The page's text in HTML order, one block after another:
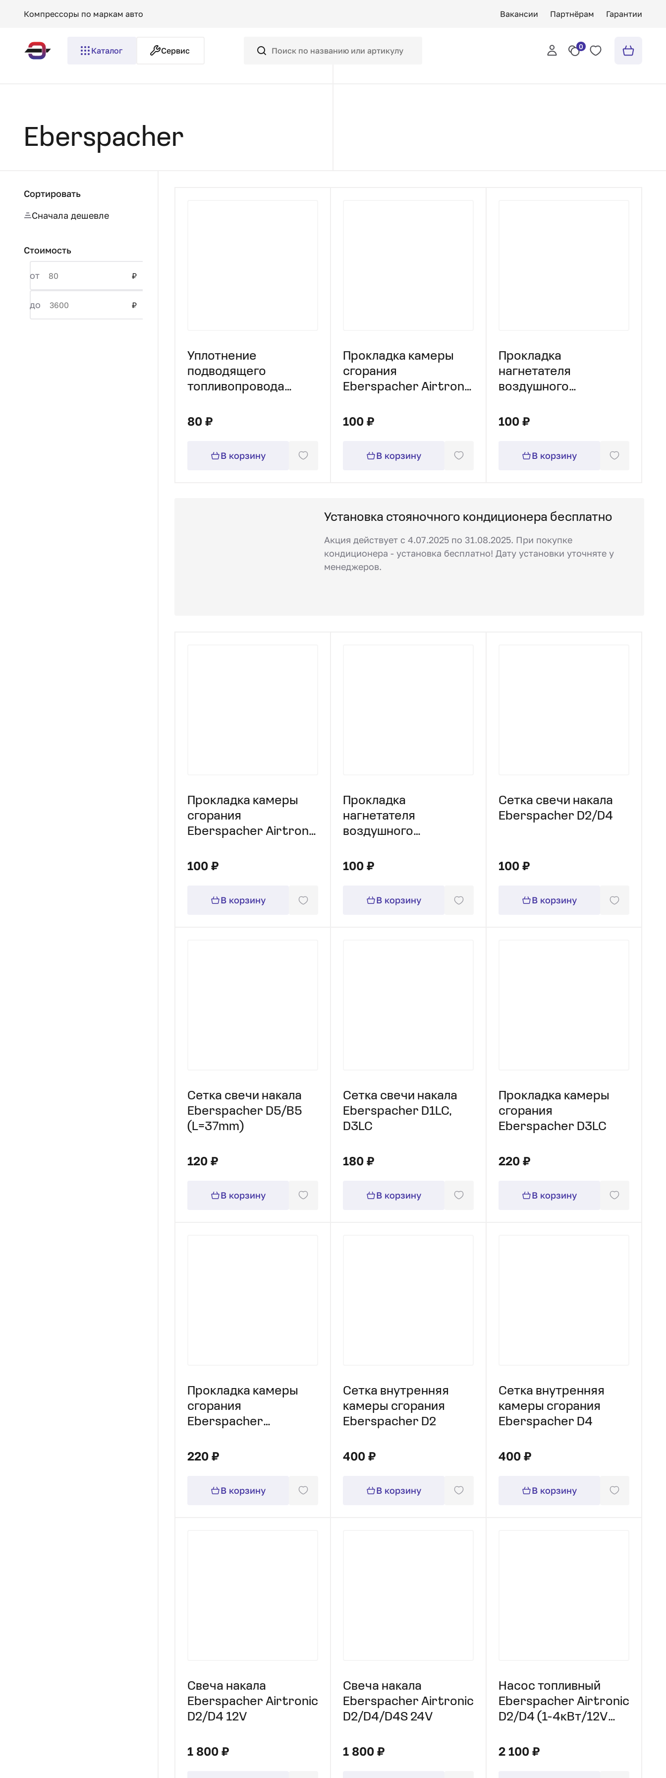
Компрессоры по маркам авто Вакансии Партнёрам Гарантии
Каталог Сервис 0
Eberspacher
Сортировать
Сначала дешевле
Стоимость
от ₽
до ₽
Уплотнение
подводящего
топливопровода
D2/D4
80 ₽
В корзину
Прокладка камеры
сгорания
Eberspacher Airtronic
100 ₽
В корзину
Прокладка
нагнетателя
воздушного
D4
100 ₽
В корзину
Прокладка камеры
сгорания
Eberspacher Airtronic
100 ₽
В корзину
Прокладка
нагнетателя
воздушного
D2
100 ₽
В корзину
Сетка свечи накала
Eberspacher D2/D4
100 ₽
В корзину
Сетка свечи накала
Eberspacher D5/B5
(L=37mm)
120 ₽
В корзину
Сетка свечи накала
Eberspacher D1LC,
D3LC
180 ₽
В корзину
Прокладка камеры
сгорания
Eberspacher D3LC
220 ₽
В корзину
Прокладка камеры
сгорания
Eberspacher
compact
220 ₽
В корзину
Сетка внутренняя
камеры сгорания
Eberspacher D2
400 ₽
В корзину
Сетка внутренняя
камеры сгорания
Eberspacher D4
400 ₽
В корзину
Свеча накала
Eberspacher Airtronic
D2/D4 12V
1 800 ₽
Свеча накала
Eberspacher Airtronic
D2/D4/D4S 24V
1 800 ₽
Насос топливный
Eberspacher Airtronic
D2/D4 (1-4кВт/12V
2 100 ₽
Установка стояночного кондиционера бесплатно
Акция действует с 4.07.2025 по 31.08.2025. При покупке
кондиционера - установка бесплатно! Дату установки уточняте у
менеджеров.